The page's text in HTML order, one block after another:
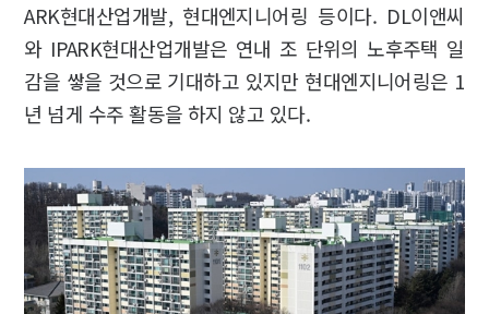
ARK현대산업개발, 현대엔지니어링 등이다. DL이앤씨
와 IPARK현대산업개발은 연내 조 단위의 노후주택 일
감을 쌓을 것으로 기대하고 있지만 현대엔지니어링은 1
년 넘게 수주 활동을 하지 않고 있다.